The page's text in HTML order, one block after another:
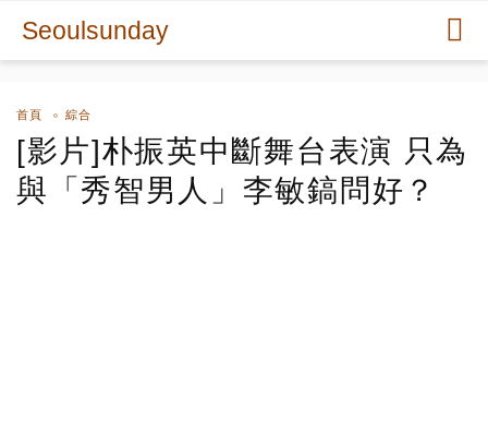
Seoulsunday
首頁 綜合
[影片]朴振英中斷舞台表演 只為
與「秀智男人」李敏鎬問好？